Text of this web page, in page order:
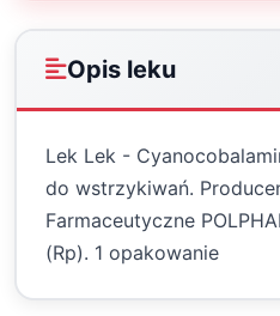
Opis leku
Lek Lek -
do wstrzykiwań.
Farmaceutyczne
(Rp). 1 opakowanie